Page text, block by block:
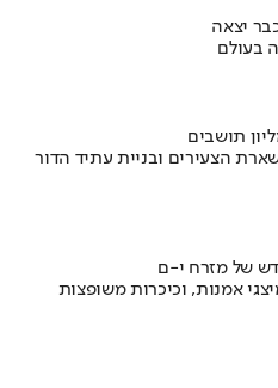
יצאה
בעולם
הצעירים ובניית עתיד הדור
של מזרח י-ם
אמנות, וכיכרות משופצות